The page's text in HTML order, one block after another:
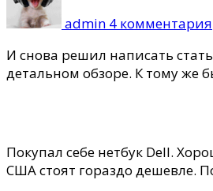
admin 4 комментария
И снова решил написать
детальном обзоре. К тому же
Покупал себе нетбук Dell.
США стоят гораздо дешевле.